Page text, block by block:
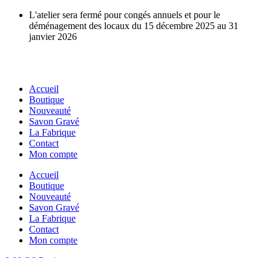
Aller
contenu
L'atelier sera fermé pour congés annuels et pour le
déménagement des locaux du 15 décembre 2025 au 31
janvier 2026
Accueil
Boutique
Nouveauté
Savon Gravé
La Fabrique
Contact
Mon compte
Accueil
Boutique
Nouveauté
Savon Gravé
La Fabrique
Contact
Mon compte